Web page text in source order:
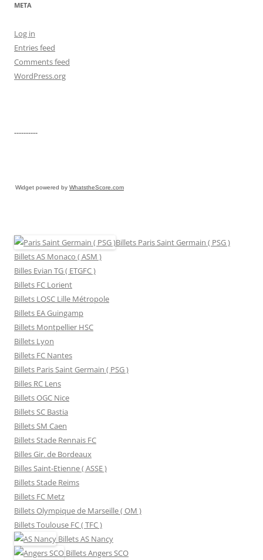
META
Log in
Entries feed
Comments feed
WordPress.org
----------
Widget powered by WhatstheScore.com
Billets Paris Saint Germain ( PSG )
Billets AS Monaco ( ASM )
Billes Evian TG ( ETGFC )
Billets FC Lorient
Billets LOSC Lille Métropole
Billets EA Guingamp
Billets Montpellier HSC
Billets Lyon
Billets FC Nantes
Billets Paris Saint Germain ( PSG )
Billes RC Lens
Billets OGC Nice
Billets SC Bastia
Billets SM Caen
Billets Stade Rennais FC
Billes Gir. de Bordeaux
Billes Saint-Etienne ( ASSE )
Billets Stade Reims
Billets FC Metz
Billets Olympique de Marseille ( OM )
Billets Toulouse FC ( TFC )
BilletsAS Nancy
BilletsAngers SCO